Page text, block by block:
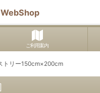
ご利用案内
トリー150cm×200cm